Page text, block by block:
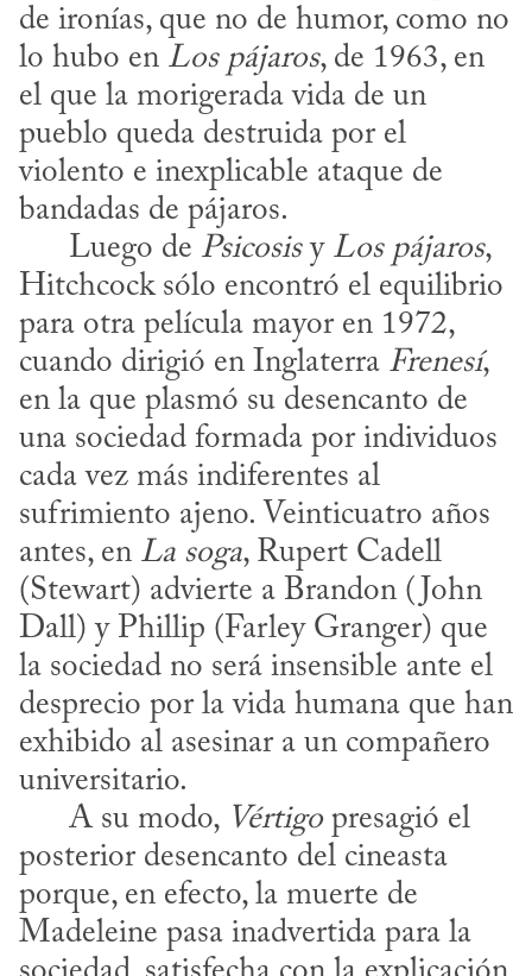
de ironías, que no de humor, como no
lo hubo en Los pájaros, de 1963, en
el que la morigerada vida de un
pueblo queda destruida por el
violento e inexplicable ataque de
bandadas de pájaros.
      Luego de
Psicosis y Los pájaros,
Hitchcock sólo encontró el equilibrio
para otra película mayor en 1972,
cuando dirigió en Inglaterra Frenesí,
en la que plasmó su desencanto de
una sociedad formada por individuos
cada vez más indiferentes al
sufrimiento ajeno. Veinticuatro años
antes, en La soga, Rupert Cadell
(Stewart) advierte a Brandon (John
Dall) y Phillip (Farley Granger) que
la sociedad no será insensible ante el
desprecio por la vida humana que han
exhibido al asesinar a un compañero
universitario.
      A su modo,
Vértigo presagió el
posterior desencanto del cineasta
porque, en efecto, la muerte de
Madeleine pasa inadvertida para la